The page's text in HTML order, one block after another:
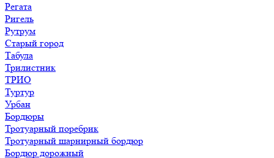
Регата
Ригель
Рутрум
Старый город
Табула
Трилистник
ТРИО
Туртур
Урбан
Бордюры
Тротуарный поребрик
Тротуарный шарнирный бордюр
Бордюр дорожный